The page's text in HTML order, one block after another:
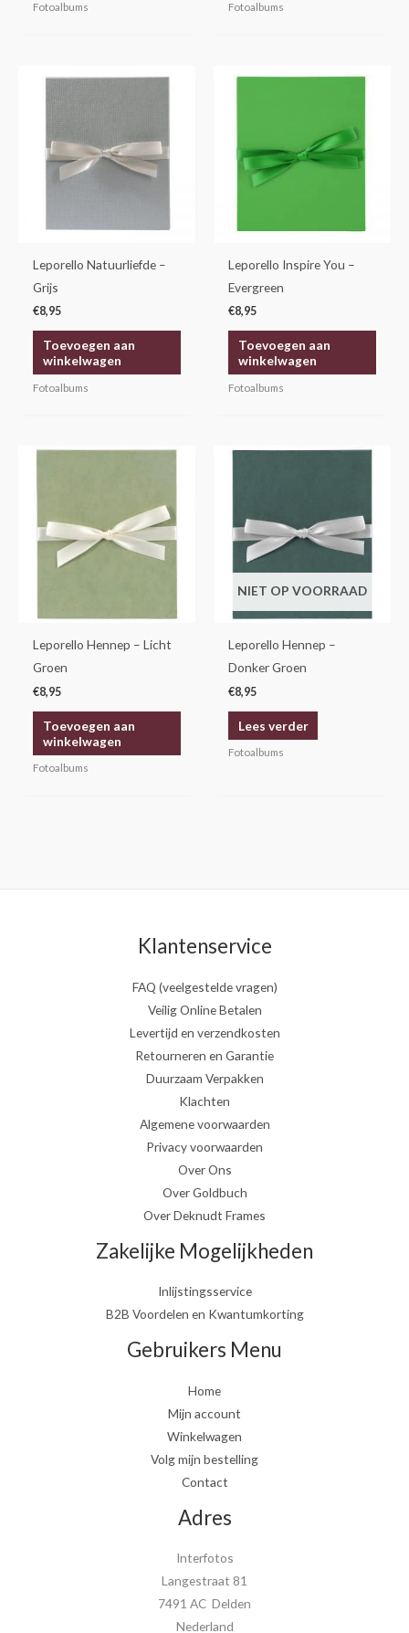
Fotoalbums Fotoalbums
Leporello Natuurliefde –
Grijs
€8,95
Toevoegen aan
winkelwagen
Fotoalbums
Leporello Inspire You –
Evergreen
€8,95
Toevoegen aan
winkelwagen
Fotoalbums
Leporello Hennep – Licht
Groen
€8,95
Toevoegen aan
winkelwagen
Fotoalbums
NIET OP VOORRAAD
Leporello Hennep –
Donker Groen
€8,95
Lees verder
Fotoalbums
Klantenservice
FAQ (veelgestelde vragen)
Veilig Online Betalen
Levertijd en verzendkosten
Retourneren en Garantie
Duurzaam Verpakken
Klachten
Algemene voorwaarden
Privacy voorwaarden
Over Ons
Over Goldbuch
Over Deknudt Frames
Zakelijke Mogelijkheden
Inlijstingsservice
B2B Voordelen en Kwantumkorting
Gebruikers Menu
Home
Mijn account
Winkelwagen
Volg mijn bestelling
Contact
Adres
Interfotos
Langestraat 81
7491 AC Delden
Nederland